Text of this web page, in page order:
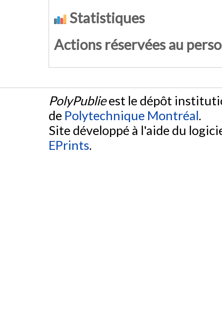
Statistiques
Actions réservées au
PolyPublieest le dépôt
de Polytechnique Montréal.
Site développé à l'aide du
EPrints.